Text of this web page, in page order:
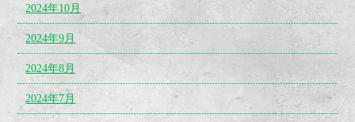
2024年10月
2024年9月
2024年8月
2024年7月